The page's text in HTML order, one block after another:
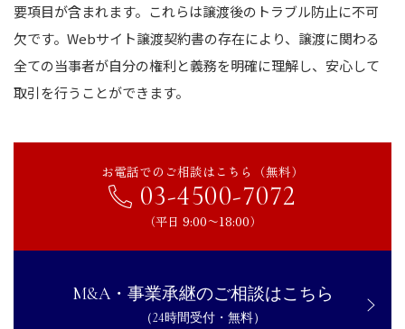
要項目が含まれます。これらは譲渡後のトラブル防止に不可
欠です。 Webサイト譲渡契約書の存在により、譲渡に関わる
全ての当事者が自分の権利と義務を明確に理解し、安心して
取引を行うことができます。
お電話でのご相談はこちら（無料）
03-4500-7072
（平日 9:00〜18:00）
M&A・事業承継のご相談はこちら
（24時間受付・無料）